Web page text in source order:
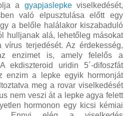
a gyapjaslepkeviselkedését,
való elpusztulása előtt egy
a belőle halálakor kiszabaduló
hulljanak alá, lehetőleg másokat
terjedését. Az érdekesség,
enzimet is, amely felelős a
ekdiszteroid uridin 5´-difoszfát
enzim a lepke egyik hormonját
meg a rovar viselkedését
nem veszi át a lepke agya felett
hormonon egy kicsi kémiai